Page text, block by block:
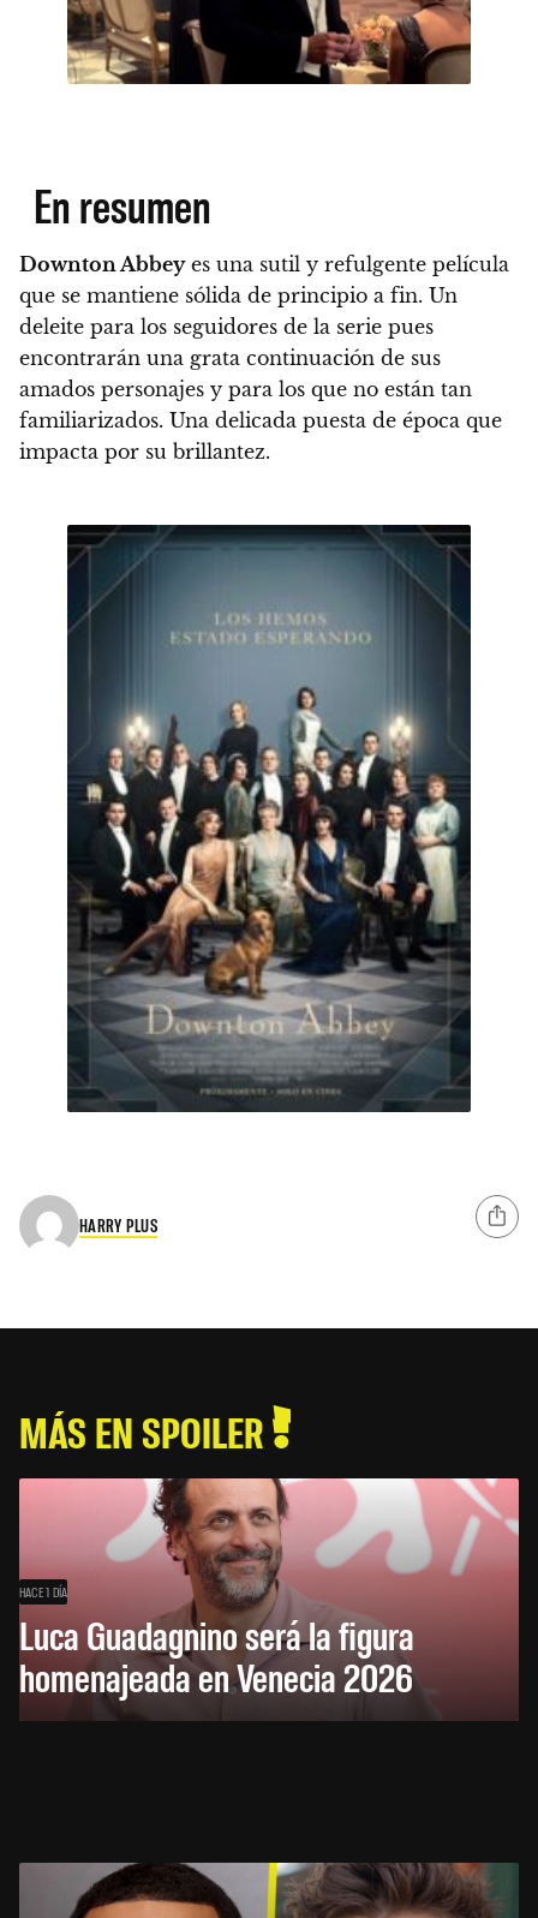
En resumen
Downton Abbeyes una sutil y refulgente película
que se mantiene sólida de principio a fin. Un
deleite para los seguidores de la serie pues
encontrarán una grata continuación de sus
amados personajes y para los que no están tan
familiarizados. Una delicada puesta de época que
impacta por su brillantez.
HARRY PLUS
MÁS EN SPOILER
HACE 1 DÍA
Luca Guadagnino será la figura
homenajeada en Venecia 2026